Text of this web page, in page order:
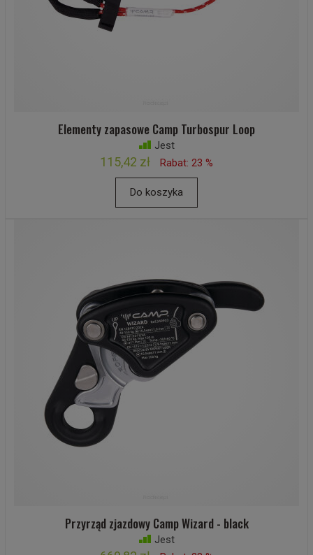
Elementy zapasowe Camp Turbospur Loop
Jest
115,42 zł Rabat: 23 %
Do koszyka
Przyrząd zjazdowy Camp Wizard - black
Jest